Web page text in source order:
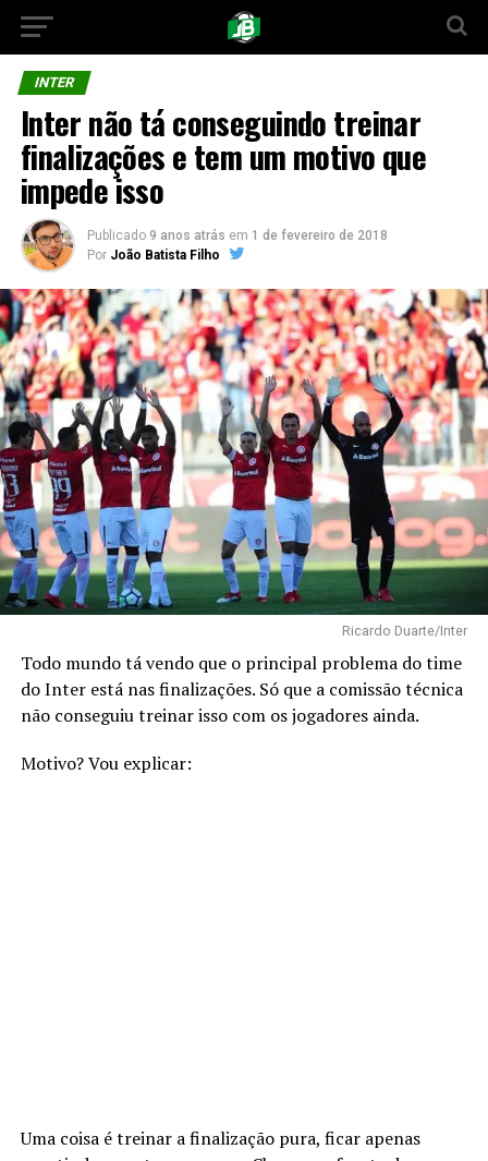
INTER
Inter não tá conseguindo treinar
finalizações e tem um motivo que
impede isso
Publicado 9 anos atrás em 1 de fevereiro de 2018
Por João Batista Filho
Ricardo Duarte/Inter
Todo mundo tá vendo que o principal problema do time
do Inter está nas finalizações. Só que a comissão técnica
não conseguiu treinar isso com os jogadores ainda.
Motivo? Vou explicar:
Uma coisa é treinar a finalização pura, ficar apenas